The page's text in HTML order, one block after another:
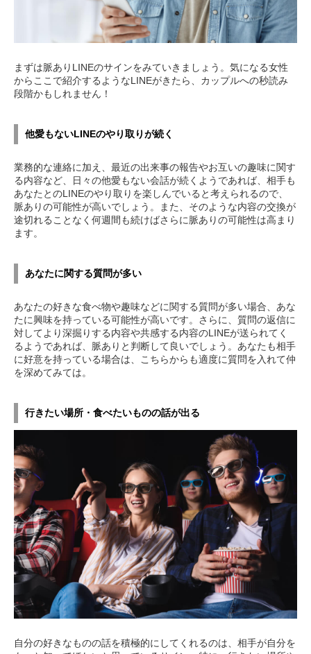
まずは脈ありLINEのサインをみていきましょう。気になる女性
からここで紹介するようなLINEがきたら、カップルへの秒読み
段階かもしれません！
他愛もないLINEのやり取りが続く
業務的な連絡に加え、最近の出来事の報告やお互いの趣味に関す
る内容など、日々の他愛もない会話が続くようであれば、相手も
あなたとのLINEのやり取りを楽しんでいると考えられるので、
脈ありの可能性が高いでしょう。また、そのような内容の交換が
途切れることなく何週間も続けばさらに脈ありの可能性は高まり
ます。
あなたに関する質問が多い
あなたの好きな食べ物や趣味などに関する質問が多い場合、あな
たに興味を持っている可能性が高いです。さらに、質問の返信に
対してより深掘りする内容や共感する内容のLINEが送られてく
るようであれば、脈ありと判断して良いでしょう。あなたも相手
に好意を持っている場合は、こちらからも適度に質問を入れて仲
を深めてみては。
行きたい場所・食べたいものの話が出る
自分の好きなものの話を積極的にしてくれるのは、相手が自分を